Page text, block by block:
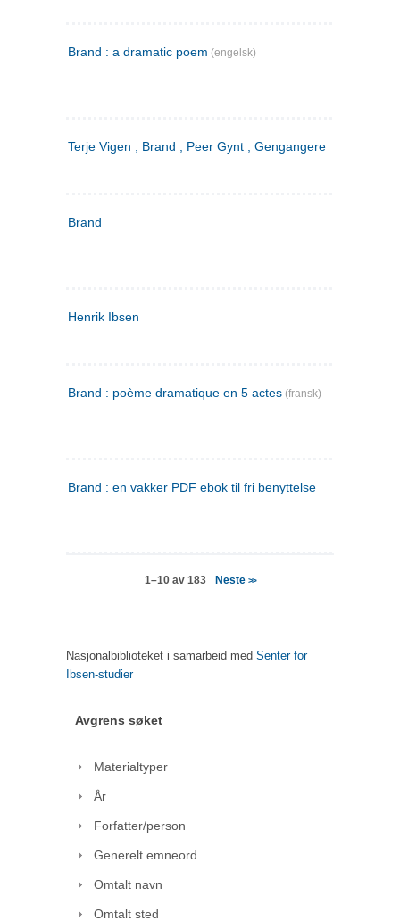
Brand : a dramatic poem (engelsk)
Terje Vigen ; Brand ; Peer Gynt ; Gengangere
Brand
Henrik Ibsen
Brand : poème dramatique en 5 actes (fransk)
Brand : en vakker PDF ebok til fri benyttelse
1–10 av 183 Neste >>
Nasjonalbiblioteket i samarbeid med Senter for
Ibsen-studier
Avgrens søket
Materialtyper
År
Forfatter/person
Generelt emneord
Omtalt navn
Omtalt sted